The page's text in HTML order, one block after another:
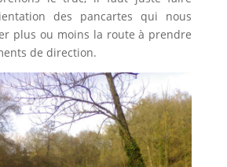
des pancartes qui nous
plus ou moins la route à prendre
de direction.